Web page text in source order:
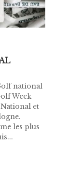
national
Week
et
les plus